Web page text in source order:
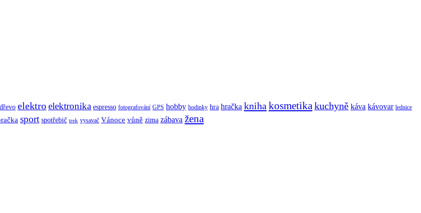
dřevo elektroelektronika espresso fotografování GPS hobby hodinky hra hračka kniha kosmetikakuchyně káva kávovar lednice
sport spotřebič trek vysavač Vánoce vůně zima zábava žena